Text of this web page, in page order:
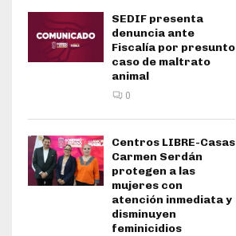
SEDIF presenta
denuncia ante
Fiscalía por presunto
caso de maltrato
animal
0
Centros LIBRE-Casas
Carmen Serdán
protegen a las
mujeres con
atención inmediata y
disminuyen
feminicidios